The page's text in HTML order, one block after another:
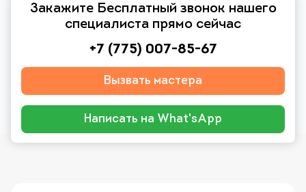
Закажите Бесплатный звонок нашего
специалиста прямо сейчас
+7 (775) 007-85-67
Вызвать мастера
Написать на What'sApp